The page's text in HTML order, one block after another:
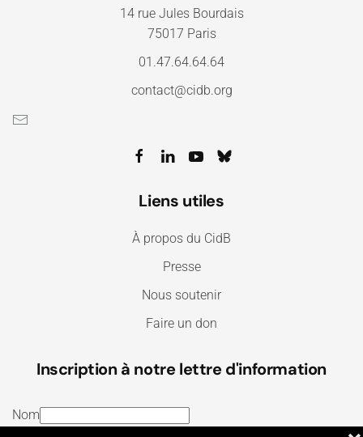
14 rue Jules Bourdais
75017 Paris
01.47.64.64.64
contact@cidb.org
Liens utiles
À propos du CidB
Presse
Nous soutenir
Faire un don
Inscription à notre lettre d'information
Nom